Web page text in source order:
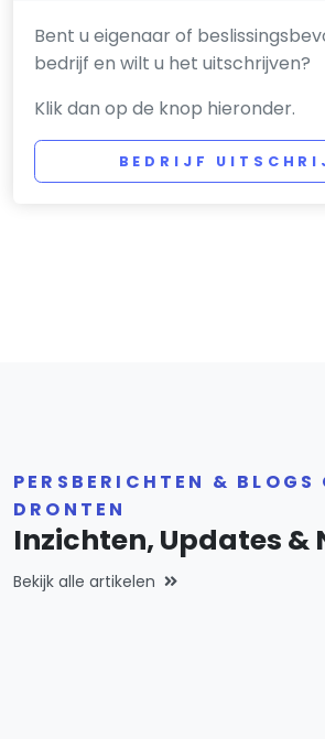
Bent u eigenaar of
bedrijf en wilt u het uitschrijven?
Klik dan op de knop hieronder.
BEDRIJF
PERSBERICHTEN & BLOGS
DRONTEN
Inzichten, Updates &
Bekijk alle artikelen